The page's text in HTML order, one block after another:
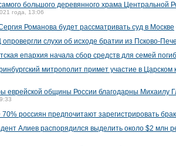
большого деревянного храма Центральной
года, 13:06
Романова будет рассматривать суд в Москве
слухи об исходе братии из Псково-
епархия начала сбор средств для семей
митрополит примет участие в
еврейской общины России благодарны Михаилу
70% россиян предпочитают зарегистрировать
Алиев распорядился выделить около $2 млн